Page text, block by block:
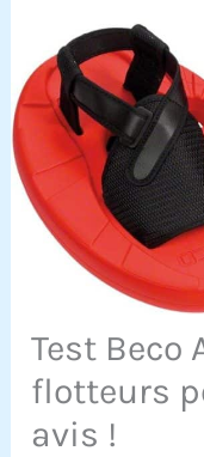
Test Beco
flotteurs
avis !